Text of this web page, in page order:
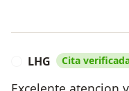
LHG Cita